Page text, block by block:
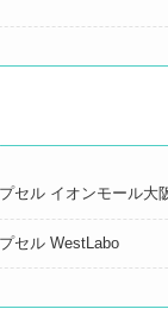
セル イオンモール大
セル WestLabo